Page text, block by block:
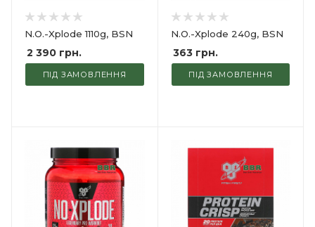
N.O.-Xplode 1110g, BSN
2 390 грн.
ПІД ЗАМОВЛЕННЯ
N.O.-Xplode 240g, BSN
363грн.
ПІД ЗАМОВЛЕННЯ